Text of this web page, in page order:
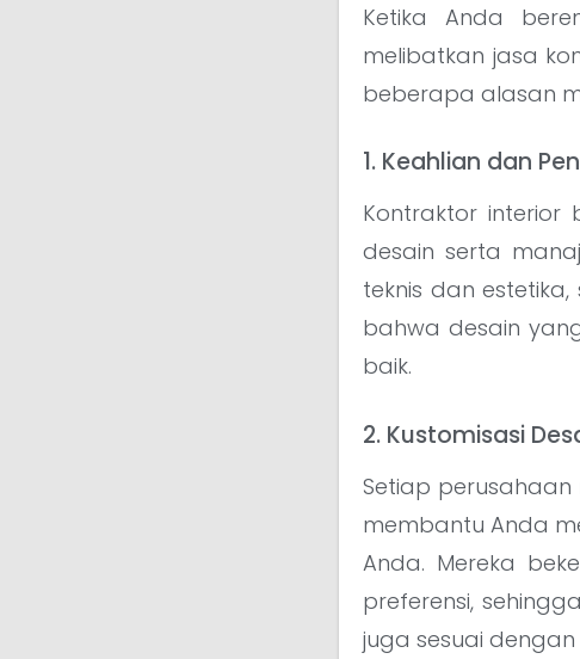
Ketika Anda
melibatkan jasa
beberapa alasan
1. Keahlian dan
Kontraktor interior
desain serta
teknis dan
bahwa desain
baik.
2. Kustomisasi
Setiap perusahaan
membantu Anda
Anda. Mereka
preferensi,
juga sesuai